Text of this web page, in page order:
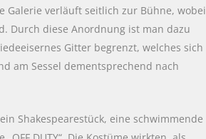
Galerie verläuft seitlich zur Bühne, wobei
Durch diese Anordnung ist man dazu
Gitter begrenzt, welches sich
am Sessel dementsprechend nach
Shakespearestück, eine schwimmende